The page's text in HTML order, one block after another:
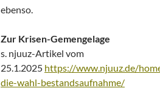
ebenso.
Zur Krisen-Gemengelage
s. njuuz-Artikel vom
25.1.2025 https://www.njuuz.de/
die-wahl-bestandsaufnahme/